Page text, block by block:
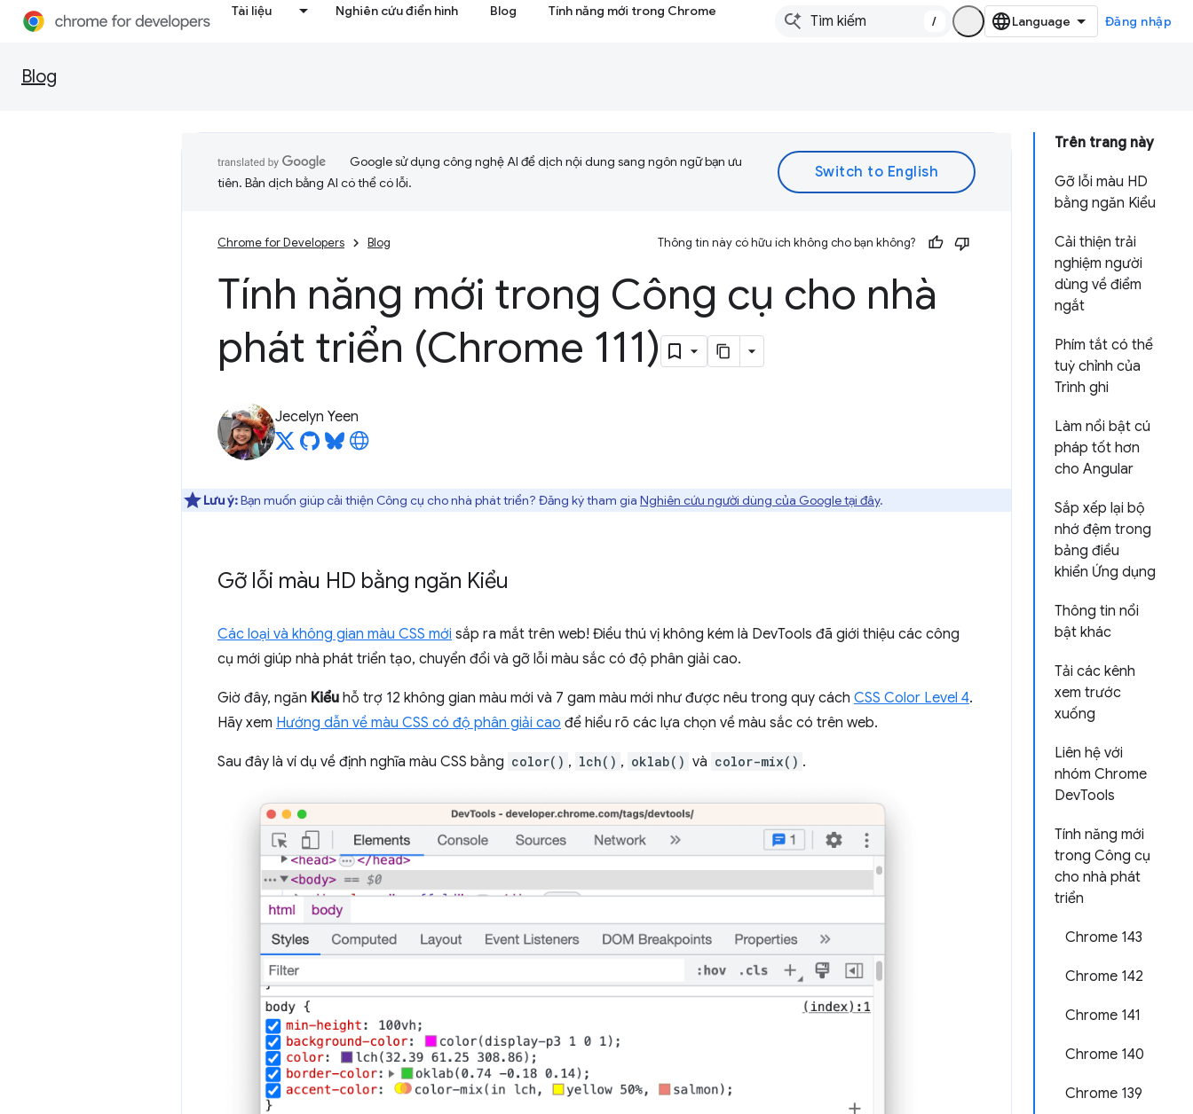
Tài liệu Nghiên cứu điển hình Blog Tính năng mới trong Chrome
/ Đăng nhập
Blog
Trên trang này
Gỡ lỗi màu HD
bằng ngăn Kiểu
Cải thiện trải
nghiệm người
dùng về điểm
ngắt
Phím tắt có thể
tuỳ chỉnh của
Trình ghi
Làm nổi bật cú
pháp tốt hơn
cho Angular
Sắp xếp lại bộ
nhớ đệm trong
bảng điều
khiển Ứng dụng
Thông tin nổi
bật khác
Tải các kênh
xem trước
xuống
Liên hệ với
nhóm Chrome
DevTools
Tính năng mới
trong Công cụ
cho nhà phát
triển
Chrome 143
Chrome 142
Chrome 141
Chrome 140
Chrome 139
Google sử dụng công nghệ AI để dịch nội dung sang ngôn ngữ bạn ưu
tiên. Bản dịch bằng AI có thể có lỗi.
Chrome for Developers Blog Thông tin này có hữu ích không cho bạn không?
Tính năng mới trong Công cụ cho nhà
phát triển (Chrome 111)
Jecelyn Yeen
Lưu ý:Bạn muốn giúp cải thiện Công cụ cho nhà phát triển? Đăng ký tham gia Nghiên cứu người dùng của Google tại đây.
Gỡ lỗi màu HD bằng ngăn Kiểu
Các loại và không gian màu CSS mới sắp ra mắt trên web! Điều thú vị không kém là DevTools đã giới thiệu các công
cụ mới giúp nhà phát triển tạo, chuyển đổi và gỡ lỗi màu sắc có độ phân giải cao.
Giờ đây, ngăn Kiểu hỗ trợ 12 không gian màu mới và 7 gam màu mới như được nêu trong quy cách CSS Color Level 4.
Hãy xem Hướng dẫn về màu CSS có độ phân giải cao để hiểu rõ các lựa chọn về màu sắc có trên web.
Sau đây là ví dụ về định nghĩa màu CSS bằng color() , lch() , oklab() và color-mix() .